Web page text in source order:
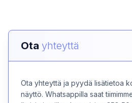
Ota yhteyttä
Ota yhteyttä ja pyydä lisätietoa
näyttö. Whatsappilla saat